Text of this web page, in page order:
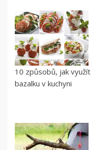
10 způsobů, jak využít
bazalku v kuchyni